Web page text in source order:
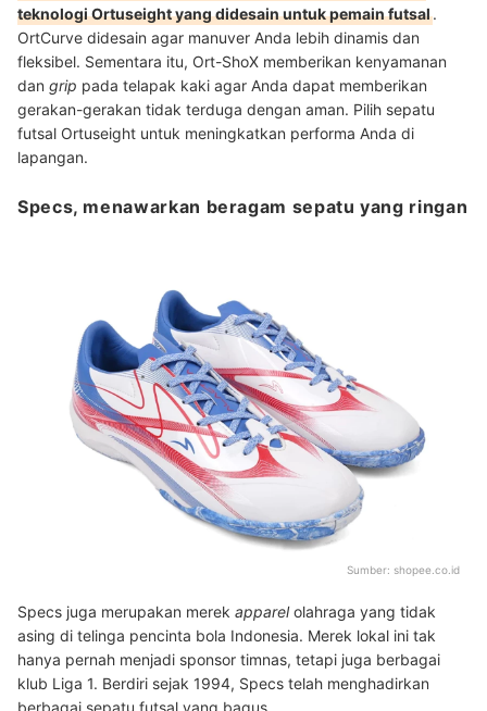
teknologi Ortuseight yang didesain untuk pemain futsal.
OrtCurve didesain agar manuver Anda lebih dinamis dan
fleksibel. Sementara itu, Ort-ShoX memberikan kenyamanan
dan grip pada telapak kaki agar Anda dapat memberikan
gerakan-gerakan tidak terduga dengan aman. Pilih sepatu
futsal Ortuseight untuk meningkatkan performa Anda di
lapangan.
Specs, menawarkan beragam sepatu yang ringan
Sumber: shopee.co.id
Specs juga merupakan merek apparelolahraga yang tidak
asing di telinga pencinta bola Indonesia. Merek lokal ini tak
hanya pernah menjadi sponsor timnas, tetapi juga berbagai
klub Liga 1. Berdiri sejak 1994, Specs telah menghadirkan